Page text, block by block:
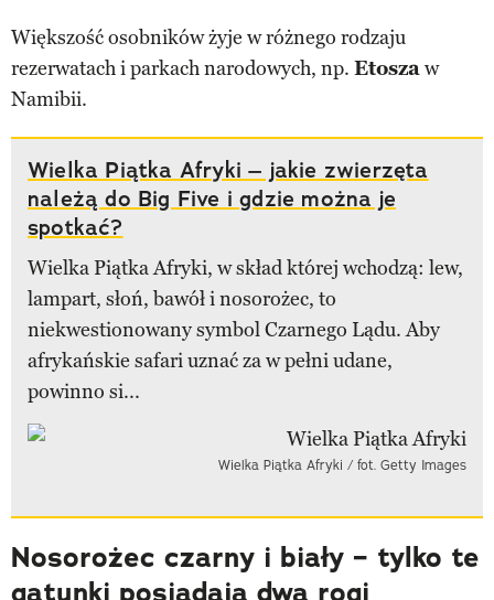
Większość osobników żyje w różnego rodzaju
rezerwatach i parkach narodowych, np. Etoszaw
Namibii.
Wielka Piątka Afryki – jakie zwierzęta
należą do Big Five i gdzie można je
spotkać?
Wielka Piątka Afryki, w skład której wchodzą: lew,
lampart, słoń, bawół i nosorożec, to
niekwestionowany symbol Czarnego Lądu. Aby
afrykańskie safari uznać za w pełni udane,
powinno si...
Wielka Piątka Afryki / fot. Getty Images
Nosorożec czarny i biały – tylko te
gatunki posiadają dwa rogi